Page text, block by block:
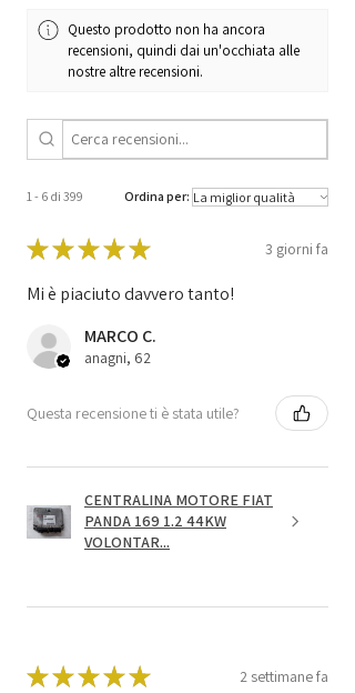
Code
9655816780 /
96 558 167 80 /
EDC15C2 /
1039S05856
Questo prodotto non ha ancora
recensioni, quindi dai un'occhiata alle
nostre altre recensioni.
1 - 6 di 399 Ordina per:
★★★★★ 3 giorni fa
Mi è piaciuto davvero tanto!
MARCO C.
anagni, 62
Questa recensione ti è stata utile?
CENTRALINA MOTORE FIAT
PANDA 169 1.2 44KW
VOLONTAR...
★★★★★ 2 settimane fa